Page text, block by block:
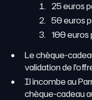
25 euros
50 euros
100 euros
Le chèque-
validation de
Il incombe au
chèque-cadeau